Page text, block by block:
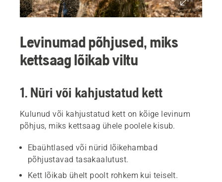
Levinumad põhjused, miks
kettsaag lõikab viltu
1. Nüri või kahjustatud kett
Kulunud või kahjustatud kett on kõige levinum
põhjus, miks kettsaag ühele poolele kisub.
Ebaühtlased või nürid lõikehambad
põhjustavad tasakaalutust.
Kett lõikab ühelt poolt rohkem kui teiselt.